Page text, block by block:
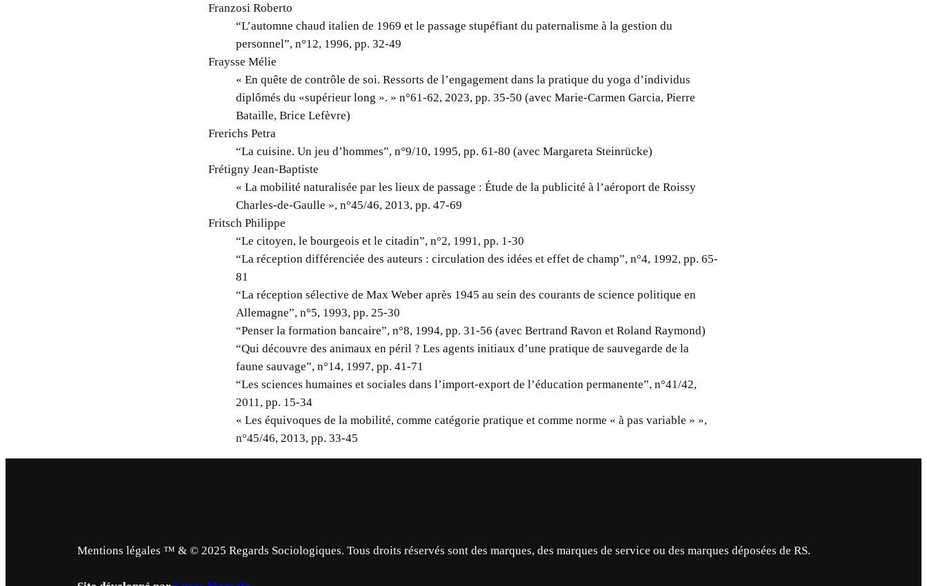
Franzosi Roberto
“L’automne chaud italien de 1969 et le passage stupéfiant du paternalisme à la gestion du
personnel”, n°12, 1996, pp. 32-49
Fraysse Mélie
« En quête de contrôle de soi. Ressorts de l’engagement dans la pratique du yoga d’individus
diplômés du «supérieur long ». » n°61-62, 2023, pp. 35-50 (avec Marie-Carmen Garcia, Pierre
Bataille, Brice Lefèvre)
Frerichs Petra
“La cuisine. Un jeu d’hommes”, n°9/10, 1995, pp. 61-80 (avec Margareta Steinrücke)
Frétigny Jean-Baptiste
« La mobilité naturalisée par les lieux de passage : Étude de la publicité à l’aéroport de Roissy
Charles-de-Gaulle », n°45/46, 2013, pp. 47-69
Fritsch Philippe
“Le citoyen, le bourgeois et le citadin”, n°2, 1991, pp. 1-30
“La réception différenciée des auteurs : circulation des idées et effet de champ”, n°4, 1992, pp. 65-
81
“La réception sélective de Max Weber après 1945 au sein des courants de science politique en
Allemagne”, n°5, 1993, pp. 25-30
“Penser la formation bancaire”, n°8, 1994, pp. 31-56 (avec Bertrand Ravon et Roland Raymond)
“Qui découvre des animaux en péril ? Les agents initiaux d’une pratique de sauvegarde de la
faune sauvage”, n°14, 1997, pp. 41-71
“Les sciences humaines et sociales dans l’import-export de l’éducation permanente”, n°41/42,
2011, pp. 15-34
« Les équivoques de la mobilité, comme catégorie pratique et comme norme « à pas variable » »,
n°45/46, 2013, pp. 33-45
Mentions légales ™ & © 2025 Regards Sociologiques. Tous droits réservés sont des marques, des marques de service ou des marques déposées de RS.